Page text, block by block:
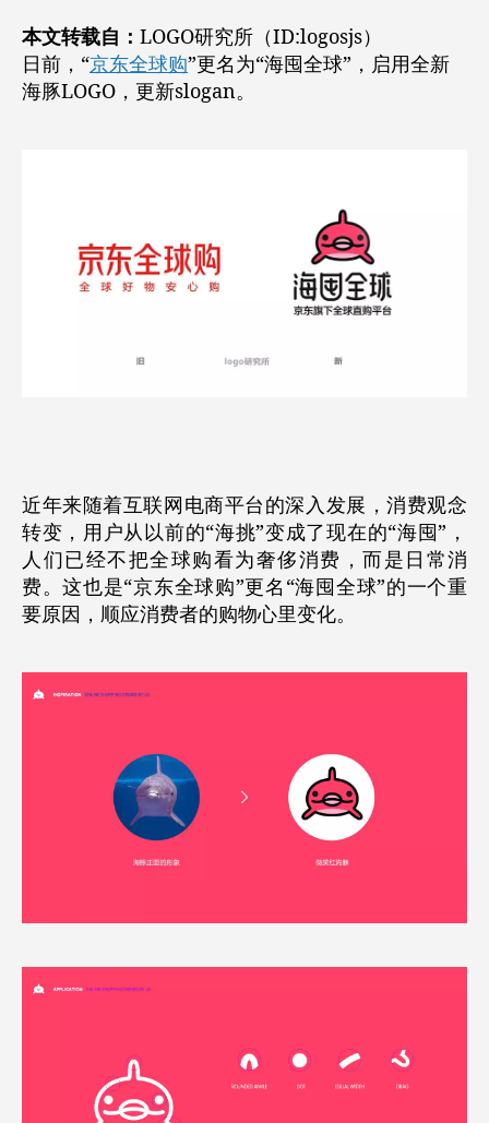
本文转载自： LOGO研究所（ID:logosjs）
日前，“京东全球购”更名为“海囤全球”，启用全新
海豚LOGO，更新slogan。
近年来随着互联网电商平台的深入发展，消费观念
转变，用户从以前的“海挑”变成了现在的“海囤”，
人们已经不把全球购看为奢侈消费，而是日常消
费。这也是“京东全球购”更名“海囤全球”的一个重
要原因，顺应消费者的购物心里变化。